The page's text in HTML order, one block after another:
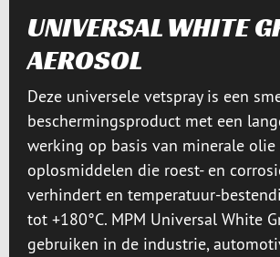
UNIVERSAL WHITE
AEROSOL
Deze universele vetspray is een
beschermingsproduct met een
werking op basis van minerale olie
oplosmiddelen die roest- en
verhindert en temperatuur-
tot +180°C. MPM Universal White
gebruiken in de industrie,